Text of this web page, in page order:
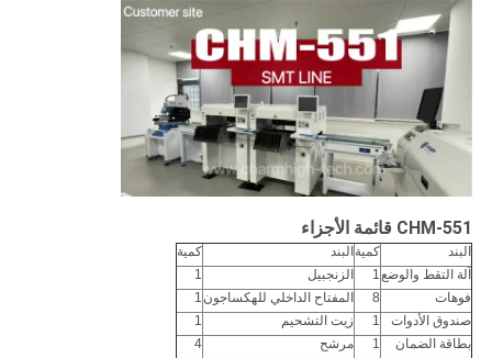
CHM-551 قائمة الأجزاء
البند كمية البند
كمية
آلة التقط والوضع1 الزنجبيل
1
فوهات
8 المفتاح الداخلي للهكساجون 1
صندوق الأدوات
1 زيت التشحيم
1
بطاقة الضمان
1 مرشح
4